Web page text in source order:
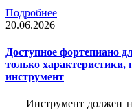
Подробнее
20.06.2026
Доступное фортепиано
только характеристики,
инструмент
Инструмент должен